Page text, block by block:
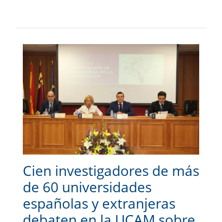
Cien investigadores de más
de 60 universidades
españolas y extranjeras